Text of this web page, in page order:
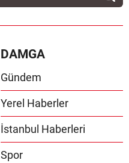
DAMGA
Gündem
Yerel Haberler
İstanbul Haberleri
Spor